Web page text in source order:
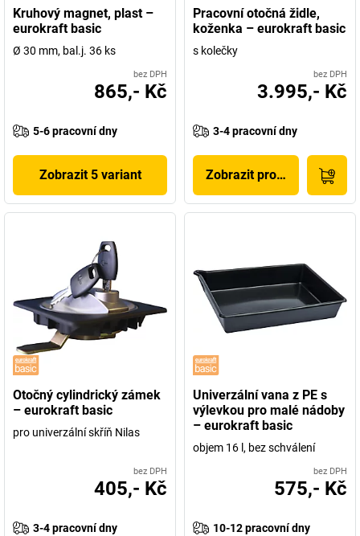
Kruhový magnet, plast –
eurokraft basic
Ø 30 mm, bal.j. 36 ks
bez DPH
865,- Kč
5-6 pracovní dny
Zobrazit 5 variant
Pracovní otočná židle,
koženka – eurokraft basic
s kolečky
bez DPH
3.995,- Kč
3-4 pracovní dny
Zobrazit produkt
Otočný cylindrický zámek
– eurokraft basic
pro univerzální skříň Nilas
bez DPH
405,- Kč
3-4 pracovní dny
Univerzální vana z PE s
výlevkou pro malé nádoby
– eurokraft basic
objem 16 l, bez schválení
bez DPH
575,- Kč
10-12 pracovní dny